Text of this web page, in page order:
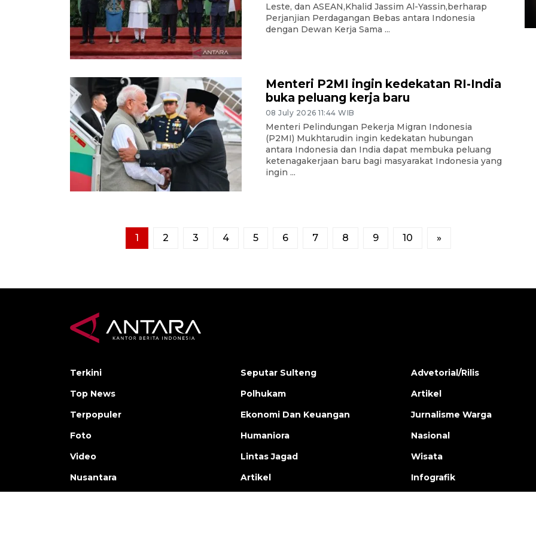
Leste, dan ASEAN,Khalid Jassim Al-Yassin,berharap
Perjanjian Perdagangan Bebas antara Indonesia
dengan Dewan Kerja Sama ...
Menteri P2MI ingin kedekatan RI-India
buka peluang kerja baru
08 July 2026 11:44 WIB
Menteri Pelindungan Pekerja Migran Indonesia
(P2MI) Mukhtarudin ingin kedekatan hubungan
antara Indonesia dan India dapat membuka peluang
ketenagakerjaan baru bagi masyarakat Indonesia yang
ingin ...
1 2 3 4 5 6 7 8 9 10 »
15 July 2026 14:08 WIB
Terkini
Top News
Terpopuler
Foto
Video
Nusantara
Seputar Sulteng
Polhukam
Ekonomi Dan Keuangan
Humaniora
Lintas Jagad
Artikel
Advetorial/Rilis
Artikel
Jurnalisme Warga
Nasional
Wisata
Infografik